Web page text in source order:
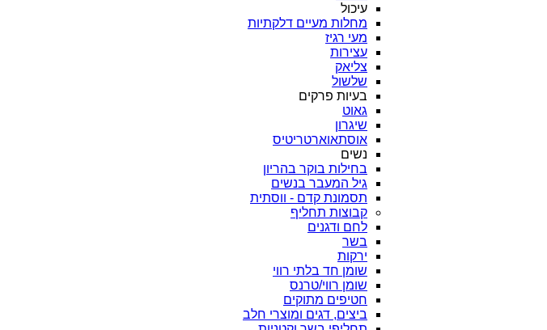
עיכול
מחלות מעיים דלקתיות
מעי רגיז
עצירות
צליאק
שלשול
בעיות פרקים
גאוט
שיגרון
אוסתאוארטריטיס
נשים
בחילות בוקר בהריון
גיל המעבר בנשים
תסמונת קדם - ווסתית
קבוצות תחליף
לחם ודגנים
בשר
ירקות
שומן חד בלתי רווי
שומן רווי/טרנס
חטיפים מתוקים
ביצים, דגים ומוצרי חלב